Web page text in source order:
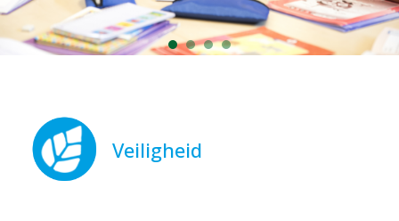
Op Dreef
Samen spelen, samen
leren
Veiligheid